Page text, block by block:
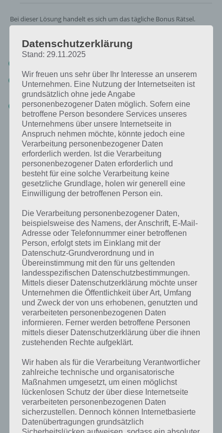
Bei dieser Lösung handelt es sich um das tägliche Bonus Rätsel.
Nachfolgend haben wir noch die Links beispielsweise zum täglichen
Rätsel und was 2018 gesucht war:
Rätsel aus dem Jahr 2018: Schau mal, was vor einem Jahr, am
8.8.2018, als Lösung gesucht war
Zur Übersicht:4 Bilder 1 Wort Lösungen zu Singapur im August
2019!
Kurze Begriffserklärung zur Lösung
Eselsohr
Eselsohr ist die Lösung für das tägliche Bonus Rätsel am 8.8.2019 in 4
Bilder 1 Wort, doch welche Bedeutung hat dieses eigentlich und was
Datenschutzerklärung
Stand: 29.11.2025
Wir freuen uns sehr über Ihr Interesse an unserem
Unternehmen. Eine Nutzung der Internetseiten ist
grundsätzlich ohne jede Angabe
personenbezogener Daten möglich. Sofern eine
betroffene Person besondere Services unseres
Unternehmens über unsere Internetseite in
Anspruch nehmen möchte, könnte jedoch eine
Verarbeitung personenbezogener Daten
erforderlich werden. Ist die Verarbeitung
personenbezogener Daten erforderlich und
besteht für eine solche Verarbeitung keine
gesetzliche Grundlage, holen wir generell eine
Einwilligung der betroffenen Person ein.
Die Verarbeitung personenbezogener Daten,
beispielsweise des Namens, der Anschrift, E-Mail-
Adresse oder Telefonnummer einer betroffenen
Person, erfolgt stets im Einklang mit der
Datenschutz-Grundverordnung und in
Übereinstimmung mit den für uns geltenden
landesspezifischen Datenschutzbestimmungen.
Mittels dieser Datenschutzerklärung möchte unser
Unternehmen die Öffentlichkeit über Art, Umfang
und Zweck der von uns erhobenen, genutzten und
verarbeiteten personenbezogenen Daten
informieren. Ferner werden betroffene Personen
mittels dieser Datenschutzerklärung über die ihnen
zustehenden Rechte aufgeklärt.
Wir haben als für die Verarbeitung Verantwortlicher
zahlreiche technische und organisatorische
Maßnahmen umgesetzt, um einen möglichst
lückenlosen Schutz der über diese Internetseite
verarbeiteten personenbezogenen Daten
sicherzustellen. Dennoch können Internetbasierte
Datenübertragungen grundsätzlich